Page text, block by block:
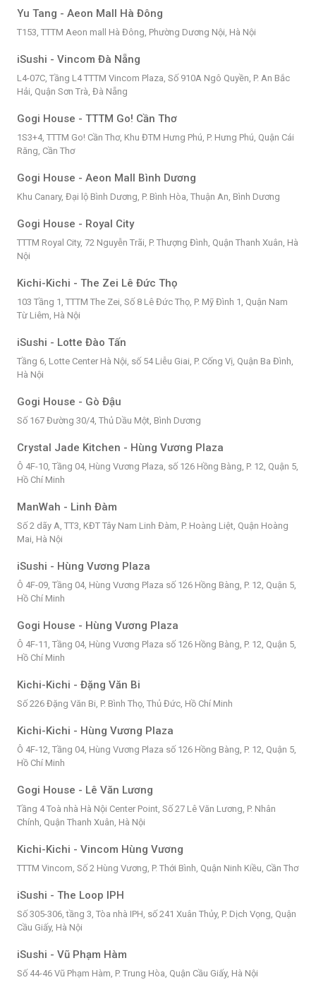
Yu Tang - Aeon Mall Hà Đông
T153, TTTM Aeon mall Hà Đông, Phường Dương Nội, Hà Nội
iSushi - Vincom Đà Nẵng
L4-07C, Tầng L4 TTTM Vincom Plaza, Số 910A Ngô Quyền, P. An Bắc
Hải, Quận Sơn Trà, Đà Nẵng
Gogi House - TTTM Go! Cần Thơ
1S3+4, TTTM Go! Cần Thơ, Khu ĐTM Hưng Phú, P. Hưng Phú, Quận Cái
Răng, Cần Thơ
Gogi House - Aeon Mall Bình Dương
Khu Canary, Đại lộ Bình Dương, P. Bình Hòa, Thuận An, Bình Dương
Gogi House - Royal City
TTTM Royal City, 72 Nguyễn Trãi, P. Thượng Đình, Quận Thanh Xuân, Hà
Nội
Kichi-Kichi - The Zei Lê Đức Thọ
103 Tầng 1, TTTM The Zei, Số 8 Lê Đức Thọ, P. Mỹ Đình 1, Quận Nam
Từ Liêm, Hà Nội
iSushi - Lotte Đào Tấn
Tầng 6, Lotte Center Hà Nội, số 54 Liễu Giai, P. Cống Vị, Quận Ba Đình,
Hà Nội
Gogi House - Gò Đậu
Số 167 Đường 30/4, Thủ Dầu Một, Bình Dương
Crystal Jade Kitchen - Hùng Vương Plaza
Ô 4F-10, Tầng 04, Hùng Vương Plaza, số 126 Hồng Bàng, P. 12, Quận 5,
Hồ Chí Minh
ManWah - Linh Đàm
Số 2 dãy A, TT3, KĐT Tây Nam Linh Đàm, P. Hoàng Liệt, Quận Hoàng
Mai, Hà Nội
iSushi - Hùng Vương Plaza
Ô 4F-09, Tầng 04, Hùng Vương Plaza số 126 Hồng Bàng, P. 12, Quận 5,
Hồ Chí Minh
Gogi House - Hùng Vương Plaza
Ô 4F-11, Tầng 04, Hùng Vương Plaza số 126 Hồng Bàng, P. 12, Quận 5,
Hồ Chí Minh
Kichi-Kichi - Đặng Văn Bi
Số 226 Đặng Văn Bi, P. Bình Thọ, Thủ Đức, Hồ Chí Minh
Kichi-Kichi - Hùng Vương Plaza
Ô 4F-12, Tầng 04, Hùng Vương Plaza số 126 Hồng Bàng, P. 12, Quận 5,
Hồ Chí Minh
Gogi House - Lê Văn Lương
Tầng 4 Toà nhà Hà Nội Center Point, Số 27 Lê Văn Lương, P. Nhân
Chính, Quận Thanh Xuân, Hà Nội
Kichi-Kichi - Vincom Hùng Vương
TTTM Vincom, Số 2 Hùng Vương, P. Thới Bình, Quận Ninh Kiều, Cần Thơ
iSushi - The Loop IPH
Số 305-306, tầng 3, Tòa nhà IPH, số 241 Xuân Thủy, P. Dịch Vọng, Quận
Cầu Giấy, Hà Nội
iSushi - Vũ Phạm Hàm
Số 44-46 Vũ Phạm Hàm, P. Trung Hòa, Quận Cầu Giấy, Hà Nội